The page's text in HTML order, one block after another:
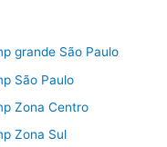
grande São Paulo
São Paulo
Zona Centro
Zona Sul